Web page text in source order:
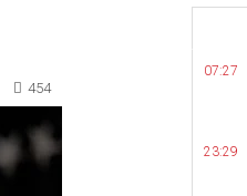
454
07:27
23:29